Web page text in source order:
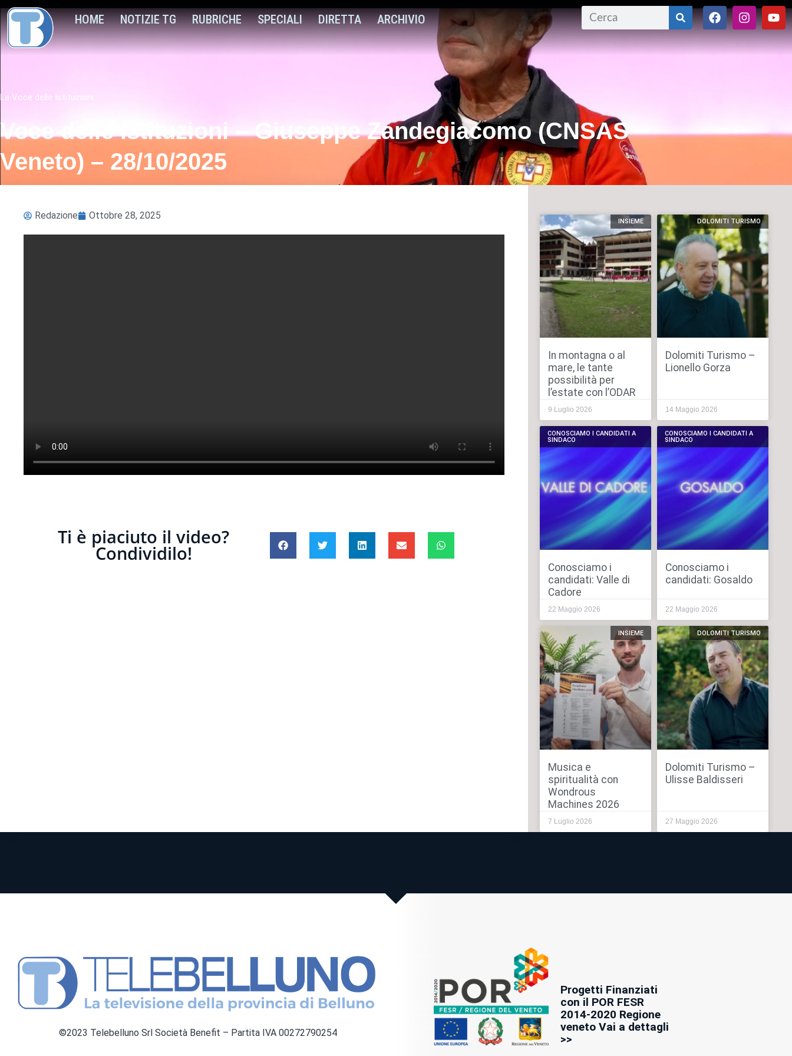
HOME NOTIZIE TG RUBRICHE SPECIALI DIRETTA ARCHIVIO
La Voce delle Istituzioni
Voce delle istituzioni – Giuseppe Zandegiacomo (CNSAS
Veneto) – 28/10/2025
Redazione Ottobre 28, 2025
Ti è piaciuto il video?
Condividilo!
INSIEME
In montagna o al
mare, le tante
possibilità per
l’estate con l’ODAR
9 Luglio 2026
DOLOMITI TURISMO
Dolomiti Turismo –
Lionello Gorza
14 Maggio 2026
CONOSCIAMO I CANDIDATI A
SINDACO
Conosciamo i
candidati: Valle di
Cadore
22 Maggio 2026
CONOSCIAMO I CANDIDATI A
SINDACO
Conosciamo i
candidati: Gosaldo
22 Maggio 2026
INSIEME
Musica e
spiritualità con
Wondrous
Machines 2026
7 Luglio 2026
DOLOMITI TURISMO
Dolomiti Turismo –
Ulisse Baldisseri
27 Maggio 2026
©2023 Telebelluno Srl Società Benefit – Partita IVA 00272790254
Progetti Finanziati
con il POR FESR
2014-2020 Regione
veneto Vai a dettagli
>>